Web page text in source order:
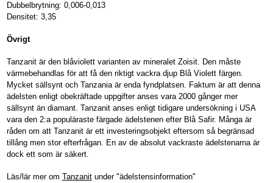
Dubbelbrytning: 0,006-0,013
Densitet: 3,35
Övrigt
Tanzanit är den blåviolett varianten av mineralet Zoisit. Den måste
värmebehandlas för att få den riktigt vackra djup Blå Violett färgen.
Mycket sällsynt och Tanzania är enda fyndplatsen. Faktum är att denna
ädelsten enligt obekräftade uppgifter anses vara 2000 gånger mer
sällsynt än diamant. Tanzanit anses enligt tidigare undersökning i USA
vara den 2:a populäraste färgade ädelstenen efter Blå Safir. Många är
råden om att Tanzanit är ett investeringsobjekt eftersom så begränsad
tillång men stor efterfrågan. En av de absolut vackraste ädelstenarna är
dock ett som är säkert.
Läs/lär mer om Tanzanitunder "ädelstensinformation"